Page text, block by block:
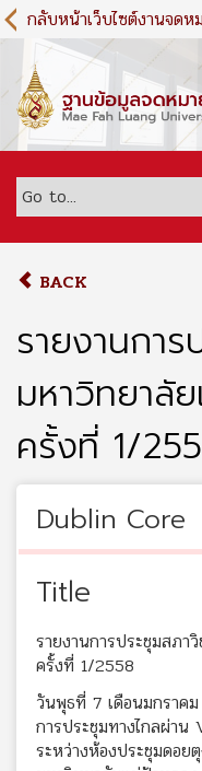
S
k
m
c
กลับหน้าเว็บไซต์งานจดห
BACK
รายงานการ
มหาวิทยาลั
ครั้งที่ 1/
Dublin Core
Title
รายงานการประชุมสภา
ครั้งที่ 1/2558
วันพุธที่ 7 เดือนมกราค
การประชุมทางไกลผ่า
ระหว่างห้องประชุมดอย